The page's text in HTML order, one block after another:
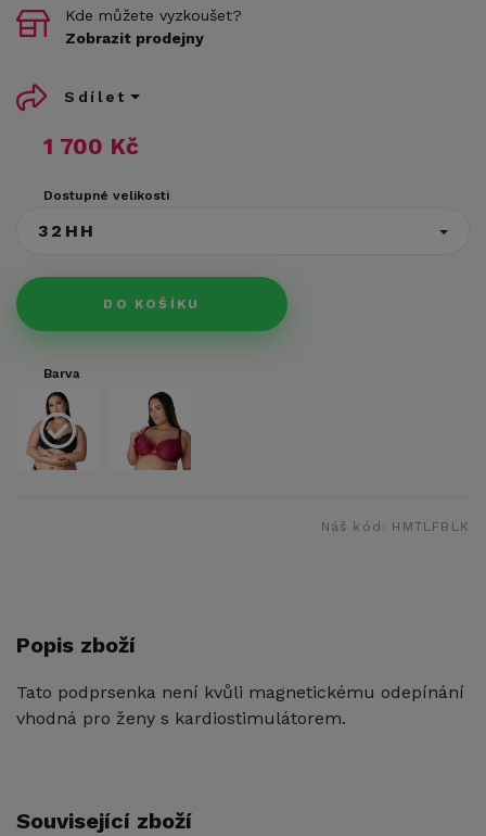
1 700 Kč
Dostupné velikosti
32HH
DO KOŠÍKU
Kde můžete vyzkoušet?
Zobrazit prodejny
Sdílet
Barva
Náš kód: HMTLFBLK
Popis zboží
Tato podprsenka není kvůli magnetickému odepínání
vhodná pro ženy s kardiostimulátorem.
Související zboží